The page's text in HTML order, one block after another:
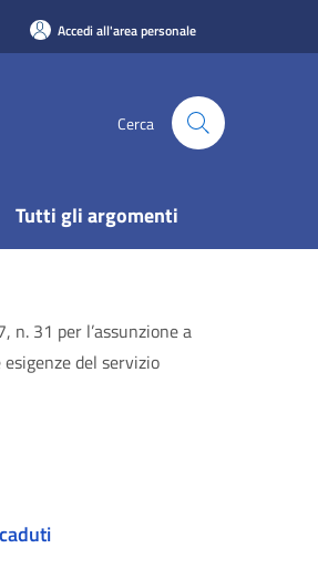
Accedi all'area personale
Cerca
Tutti gli argomenti
31 per l’assunzione a
del servizio